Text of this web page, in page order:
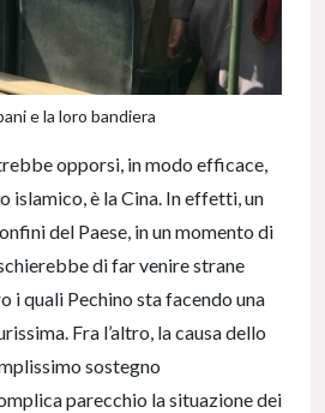
e la loro bandiera
opporsi, in modo efficace,
islamico, è la Cina. In effetti, un
del Paese, in un momento di
di far venire strane
i quali Pechino sta facendo una
Fra l’altro, la causa dello
sostegno
parecchio la situazione dei